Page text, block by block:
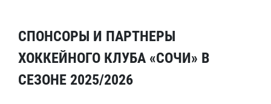
СПОНСОРЫ И ПАРТНЕРЫ
ХОККЕЙНОГО КЛУБА «СОЧИ» В
СЕЗОНЕ 2025/2026